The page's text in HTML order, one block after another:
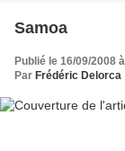
Samoa
Publié le 16/09/2008
Par Frédéric Delorca